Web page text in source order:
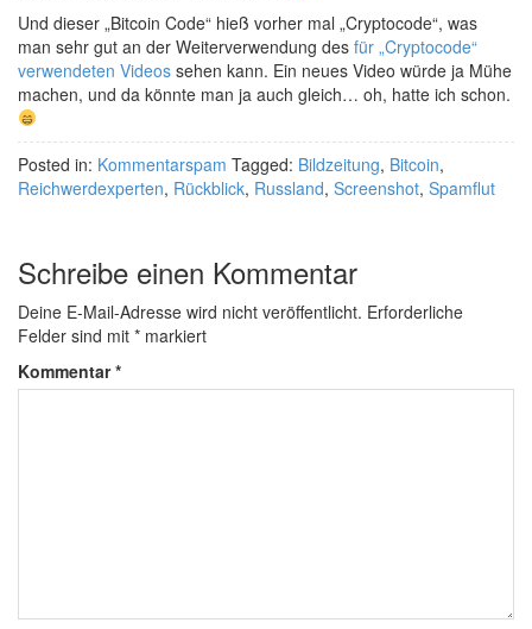
Und dieser „Bitcoin Code“ hieß vorher mal „Cryptocode“, was
man sehr gut an der Weiterverwendung des für „Cryptocode“
verwendeten Videos sehen kann. Ein neues Video würde ja Mühe
machen, und da könnte man ja auch gleich… oh, hatte ich schon.
Posted in: Kommentarspam Tagged: Bildzeitung, Bitcoin,
Reichwerdexperten, Rückblick, Russland, Screenshot, Spamflut
Schreibe einen Kommentar
Deine E-Mail-Adresse wird nicht veröffentlicht. Erforderliche
Felder sind mit * markiert
Kommentar*